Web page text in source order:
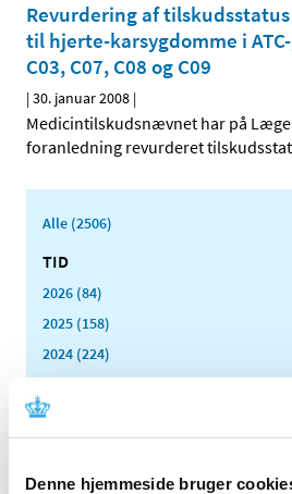
Denne hjemmeside bruger
Revurdering af
til hjerte-karsygdomme i
C03, C07, C08 og C09
|30. januar 2008 |
Medicintilskudsnævnet har på
foranledning revurderet
Alle (2506)
TID
2026 (84)
2025 (158)
2024 (224)
2023 (195)
2022 (197)
2021 (516)
2020 (263)